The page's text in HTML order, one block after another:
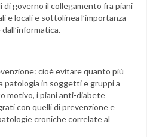
di governo il collegamento fra piani
e locali e sottolinea l’importanza
cioè evitare quanto più
patologia in soggetti e gruppi a
motivo, i piani anti-diabete
con quelli di prevenzione e
croniche correlate al